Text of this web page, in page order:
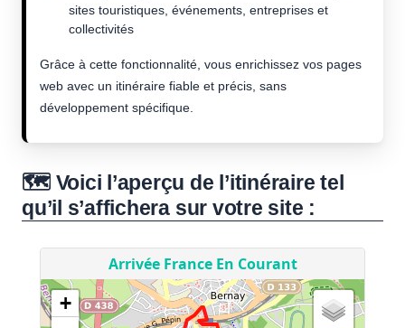
sites touristiques, événements, entreprises et
collectivités
Grâce à cette fonctionnalité, vous enrichissez vos pages
web avec un itinéraire fiable et précis, sans
développement spécifique.
🗺️ Voici l’aperçu de l’itinéraire tel
qu’il s’affichera sur votre site :